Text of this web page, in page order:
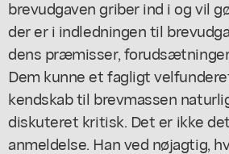
brevudgaven griber ind i og vil
der er i indledningen til
dens præmisser,
Dem kunne et fagligt
kendskab til brevmassen
diskuteret kritisk. Det er ikke
anmeldelse. Han ved nøjagtig,